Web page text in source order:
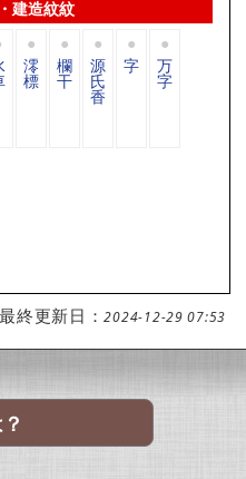
建造紋紋
澪
標
欄
干
源
氏
香
字 万
字
最終更新日：2024-12-29 07:53